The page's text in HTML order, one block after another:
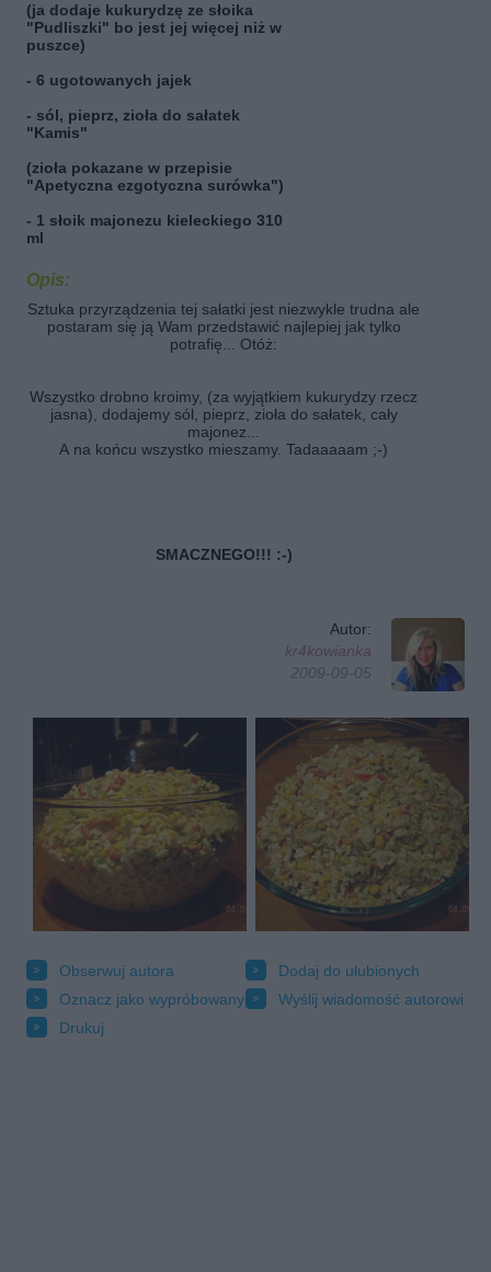
(ja dodaje kukurydzę ze słoika
"Pudliszki" bo jest jej więcej niż w
puszce)
- 6 ugotowanych jajek
- sól, pieprz, zioła do sałatek
"Kamis"
(zioła pokazane w przepisie
"Apetyczna ezgotyczna surówka")
- 1 słoik majonezu kieleckiego 310
ml
Opis:
Sztuka przyrządzenia tej sałatki jest niezwykle trudna ale
postaram się ją Wam przedstawić najlepiej jak tylko
potrafię... Otóż:
Wszystko drobno kroimy, (za wyjątkiem kukurydzy rzecz
jasna), dodajemy sól, pieprz, zioła do sałatek, cały
majonez...
A na końcu wszystko mieszamy. Tadaaaaam ;-)
SMACZNEGO!!! :-)
Autor:
kr4kowianka
2009-09-05
Obserwuj autora
Dodaj do ulubionych
Oznacz jako wypróbowany
Wyślij wiadomość autorowi
Drukuj